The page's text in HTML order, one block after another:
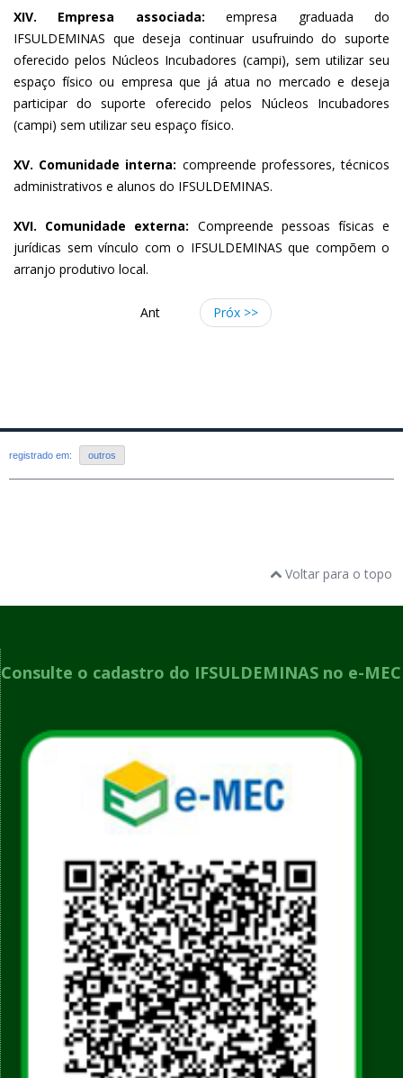
XIV. Empresa associada: empresa graduada do
IFSULDEMINAS que deseja continuar usufruindo do suporte
oferecido pelos Núcleos Incubadores (campi), sem utilizar seu
espaço físico ou empresa que já atua no mercado e deseja
participar do suporte oferecido pelos Núcleos Incubadores
(campi) sem utilizar seu espaço físico.
XV. Comunidade interna: compreende professores, técnicos
administrativos e alunos do IFSULDEMINAS.
XVI. Comunidade externa: Compreende pessoas físicas e
jurídicas sem vínculo com o IFSULDEMINAS que compõem o
arranjo produtivo local.
Ant Próx >>
registrado em: outros
Voltar para o topo
Consulte o cadastro do IFSULDEMINAS no e-MEC